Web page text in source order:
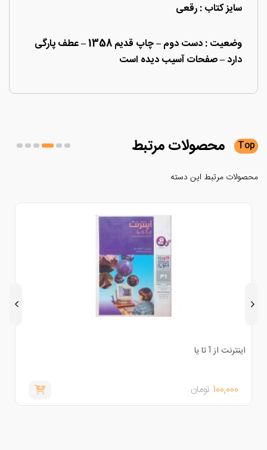
سایز کتاب : رقعی
وضعیت : دست دوم – چاپ قدیم 1358 – عطف پارگی
دارد – صفحات آسیب دیده است
محصولاتمرتبط
مرتبط این دسته
از آ تا یا
100,000تومان